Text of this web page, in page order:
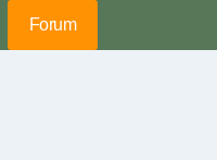
Forum